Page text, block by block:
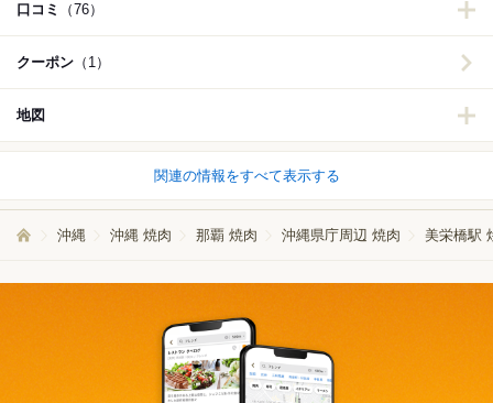
口コミ （76）
クーポン （1）
地図
関連の情報をすべて表示する
沖縄 沖縄 焼肉 那覇 焼肉 沖縄県庁周辺 焼肉 美栄橋駅